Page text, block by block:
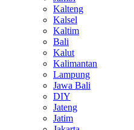
Kalteng
Kalsel
Kaltim
Bali
Kalut
Kalimantan
Lampung
Jawa Bali
DIY
Jateng
Jatim